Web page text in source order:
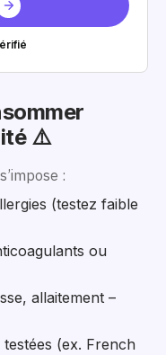
⚠️
:
(testez faible
ou
allaitement –
(ex. French